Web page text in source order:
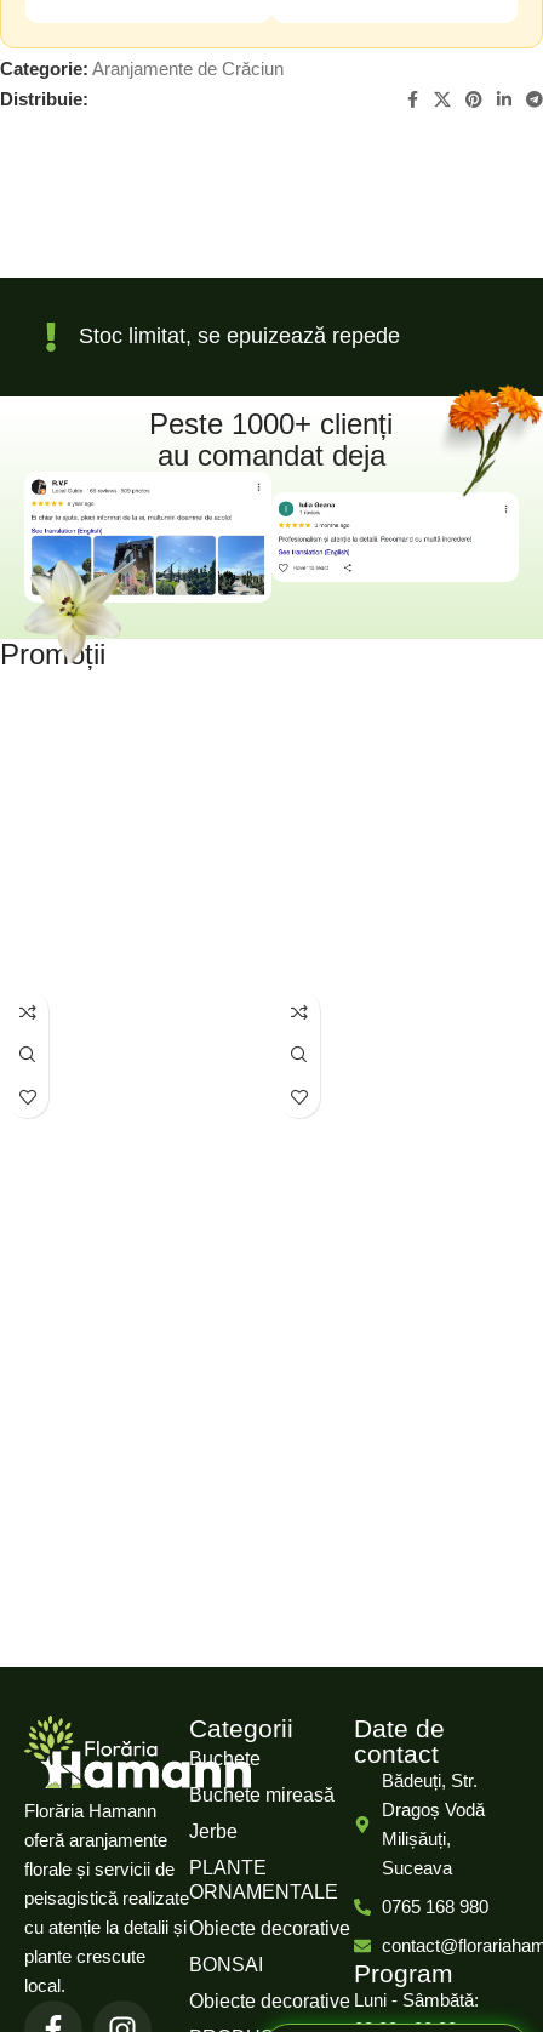
Categorie: Aranjamente de Crăciun
Distribuie:
Stoc limitat, se epuizează repede
Peste 1000+ clienți
au comandat deja
Promoții
Florăria Hamann
oferă aranjamente
florale și servicii de
peisagistică realizate
cu atenție la detalii și
plante crescute
local.
Categorii
Buchete
Buchete mireasă
Jerbe
PLANTE
ORNAMENTALE
Obiecte decorative
BONSAI
Obiecte decorative
Date de
contact
Bădeuți, Str.
Dragoș Vodă
Milișăuți,
Suceava
0765 168 980
Program
Luni - Sâmbătă: